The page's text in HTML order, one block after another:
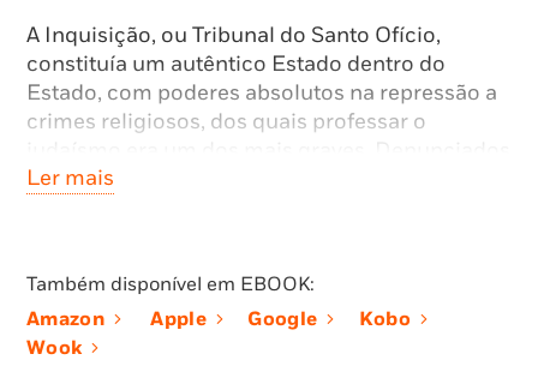
A Inquisição, ou Tribunal do Santo Ofício,
constituía um autêntico Estado dentro do
Estado, com poderes absolutos na repressão a
crimes religiosos, dos quais professar o
por inimigos, ou mesmo por parentes sob a
Insistir no «danado erro» da apostasia levava à
fogueira. Restava-lhes esconderem-se ou
fugirem.
Ler mais
Também disponível em EBOOK:
Amazon
Apple Google
Kobo
Wook